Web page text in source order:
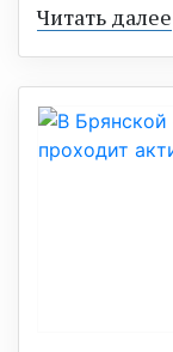
Читать далее